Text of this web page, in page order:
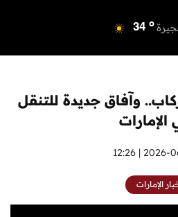
34 o
40 o
41 o
33 o
وآفاق جديدة للتنقل
الإمارات
2026-06-
الإمارات